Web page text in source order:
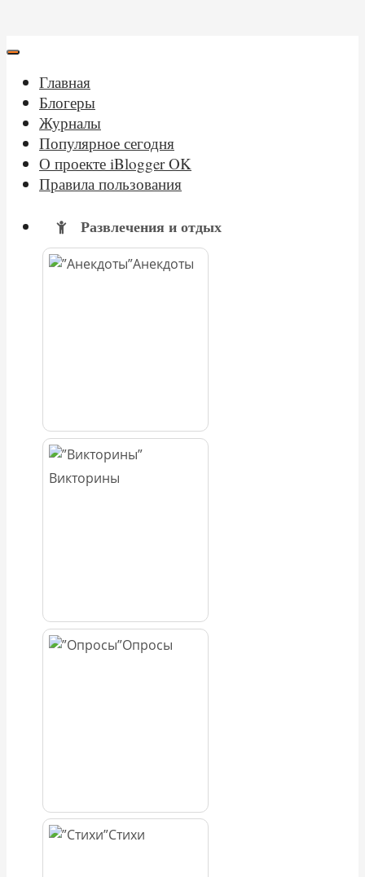
Главная
Блогеры
Журналы
Популярное сегодня
О проекте iBlogger OK
Правила пользования
Развлечения и отдых
Анекдоты
Викторины
Опросы
Стихи